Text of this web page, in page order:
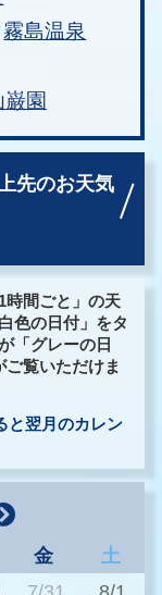
霧島温泉
巌園
先のお天気
時間ごと」の天
色の日付」をタ
「グレーの日
覧いただけま
と翌月のカレン
金
土